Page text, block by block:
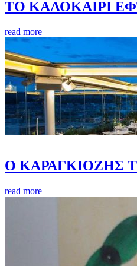
ΤΟ ΚΑΛΟΚΑΙΡΙ
read more
Ο ΚΑΡΑΓΚΙΟΖΗΣ
read more